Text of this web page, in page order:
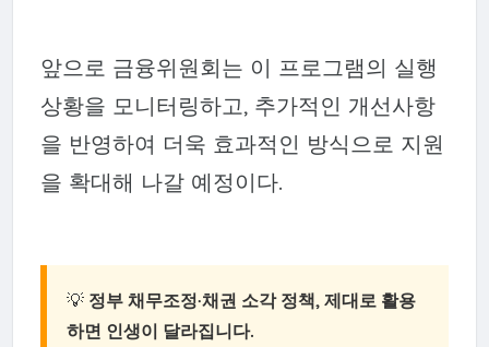
앞으로 금융위원회는 이 프로그램의 실행
상황을 모니터링하고, 추가적인 개선사항
을 반영하여 더욱 효과적인 방식으로 지원
을 확대해 나갈 예정이다.
💡 정부 채무조정·채권 소각 정책, 제대로 활용
하면 인생이 달라집니다.